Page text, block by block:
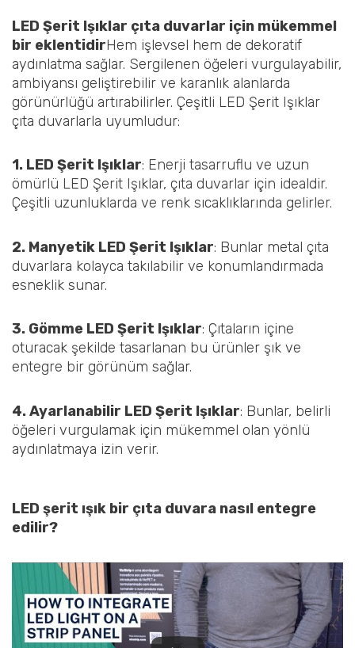
LED Şerit Işıklar çıta duvarlar için mükemmel
bir eklentidirHem işlevsel hem de dekoratif
aydınlatma sağlar. Sergilenen öğeleri vurgulayabilir,
ambiyansı geliştirebilir ve karanlık alanlarda
görünürlüğü artırabilirler. Çeşitli LED Şerit Işıklar
çıta duvarlarla uyumludur:
1. LED Şerit Işıklar: Enerji tasarruflu ve uzun
ömürlü LED Şerit Işıklar, çıta duvarlar için idealdir.
Çeşitli uzunluklarda ve renk sıcaklıklarında gelirler.
2. Manyetik LED Şerit Işıklar: Bunlar metal çıta
duvarlara kolayca takılabilir ve konumlandırmada
esneklik sunar.
3. Gömme LED Şerit Işıklar: Çıtaların içine
oturacak şekilde tasarlanan bu ürünler şık ve
entegre bir görünüm sağlar.
4. Ayarlanabilir LED Şerit Işıklar: Bunlar, belirli
öğeleri vurgulamak için mükemmel olan yönlü
aydınlatmaya izin verir.
LED şerit ışık bir çıta duvara nasıl entegre
edilir?